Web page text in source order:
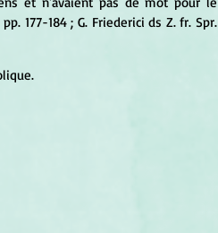
177-184 ; G. Friederici ds Z. fr. Spr.